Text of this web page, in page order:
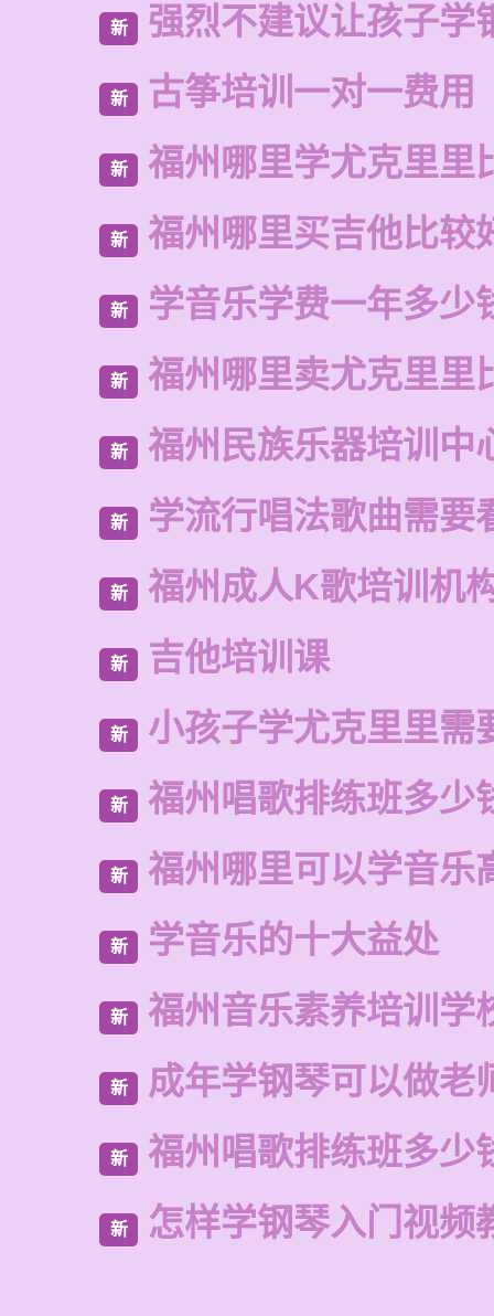
新 强烈不建议让孩子学
新 古筝培训一对一费用
新 福州哪里学尤克里里
新 福州哪里买吉他比较
新 学音乐学费一年多少
新 福州哪里卖尤克里里
新 福州民族乐器培训中
新 学流行唱法歌曲需要
新 福州成人K歌培训机
新 吉他培训课
新 小孩子学尤克里里需
新 福州唱歌排练班多少
新 福州哪里可以学音乐
新 学音乐的十大益处
新 福州音乐素养培训学
新 成年学钢琴可以做老
新 福州唱歌排练班多少
新 怎样学钢琴入门视频